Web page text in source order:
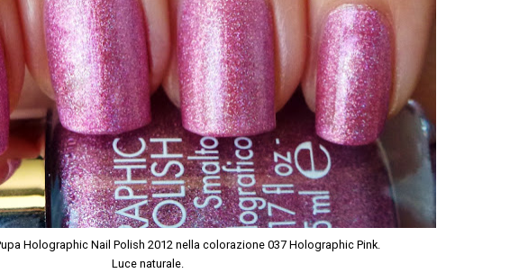
Holographic Nail Polish 2012 nella colorazione 037 Holographic Pink.
Luce naturale.